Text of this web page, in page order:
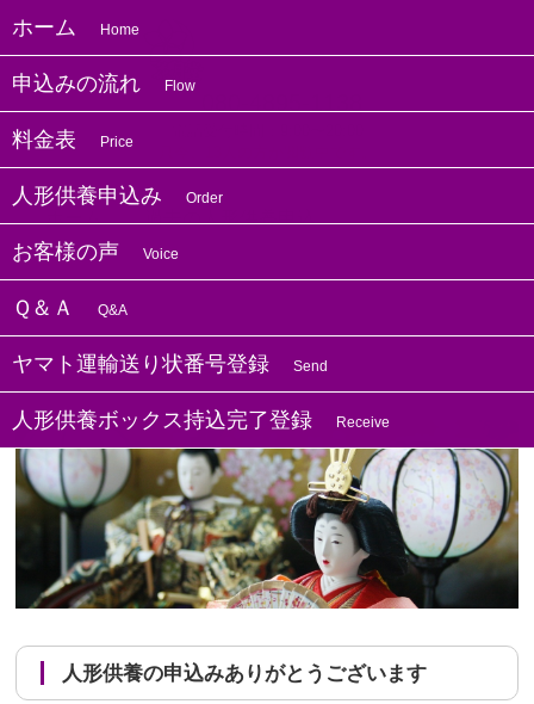
ホーム Home
申込みの流れ Flow
料金表 Price
人形供養申込み Order
お客様の声 Voice
Ｑ＆Ａ Q&A
ヤマト運輸送り状番号登録 Send
人形供養ボックス持込完了登録 Receive
ホーム 過去の人形供養申込
神奈川の方よりお人形供養のお申し込みを
いただきました
人形供養の申込みありがとうございます